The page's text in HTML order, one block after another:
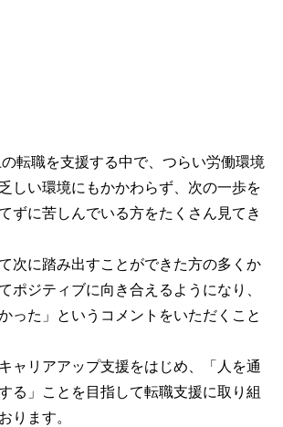
転職を支援する中で、つらい労働環境
しい環境にもかかわらず、次の一歩を
ずに苦しんでいる方をたくさん見てき
次に踏み出すことができた方の多くか
ポジティブに向き合えるようになり、
った」というコメントをいただくこと
ャリアアップ支援をはじめ、「人を通
る」ことを目指して転職支援に取り組
ります。